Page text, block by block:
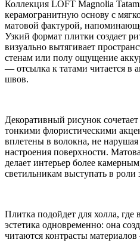
Коллекция LOFT Magnolia
керамогранитную основу с
матовой фактурой,
Узкий формат плитки создает
визуально вытягивает
стенам или полу ощущение
— отсылка к татами читается в
швов.
Декоративный рисунок
тонкими флористическими
вплетены в волокна, не
настроения поверхности.
делает интерьер более
светильникам выступать в роли
Плитка подойдет для холла, где
эстетика одновременно: она
читаются контрасты